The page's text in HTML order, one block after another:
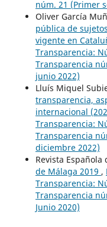
núm. 21 (Primer
Oliver García
pública de
vigente en
Transparencia:
Transparencia
junio 2022)
Lluís Miquel
transparencia,
internacional
Transparencia:
Transparencia
diciembre 2022)
Revista Española
de Málaga 2019 ,
Transparencia:
Transparencia
Junio 2020)